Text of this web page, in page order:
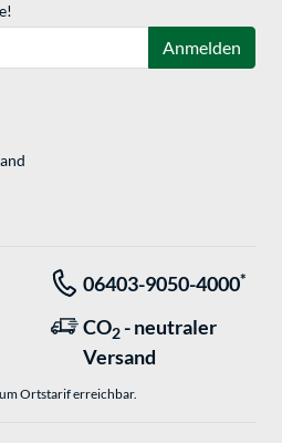
Anmelden
06403-9050-4000*
CO2 - neutraler
Versand
Ortstarif erreichbar.